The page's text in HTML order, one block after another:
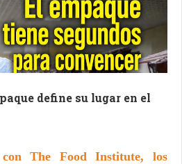
a la formación
con limitaciones históricas
define su lugar en el
The Food Institute, los